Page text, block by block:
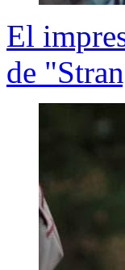
El
de